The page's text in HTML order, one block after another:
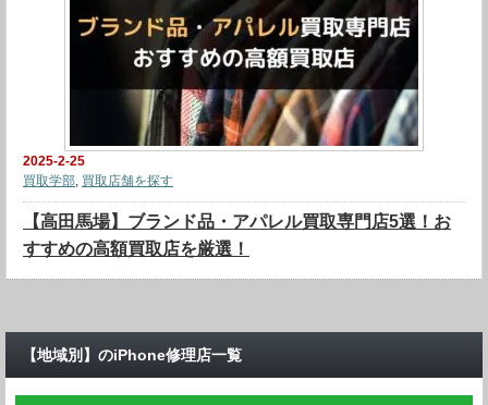
2025-2-25
買取学部, 買取店舗を探す
【高田馬場】ブランド品・アパレル買取専門店5選！お
すすめの高額買取店を厳選！
【地域別】のiPhone修理店一覧